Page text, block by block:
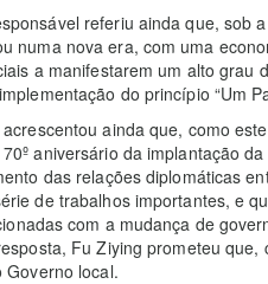
referiu ainda que, sob
numa nova era, com uma
a manifestarem um alto grau
do princípio “Um
ainda que, como
aniversário da implantação
das relações diplomáticas
de trabalhos importantes, e
com a mudança de
Fu Ziying prometeu
Governo local.